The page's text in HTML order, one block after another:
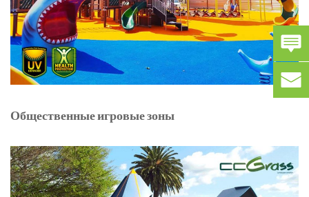
Общественные игровые зоны